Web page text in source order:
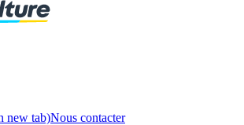
new tab)Nous contacter